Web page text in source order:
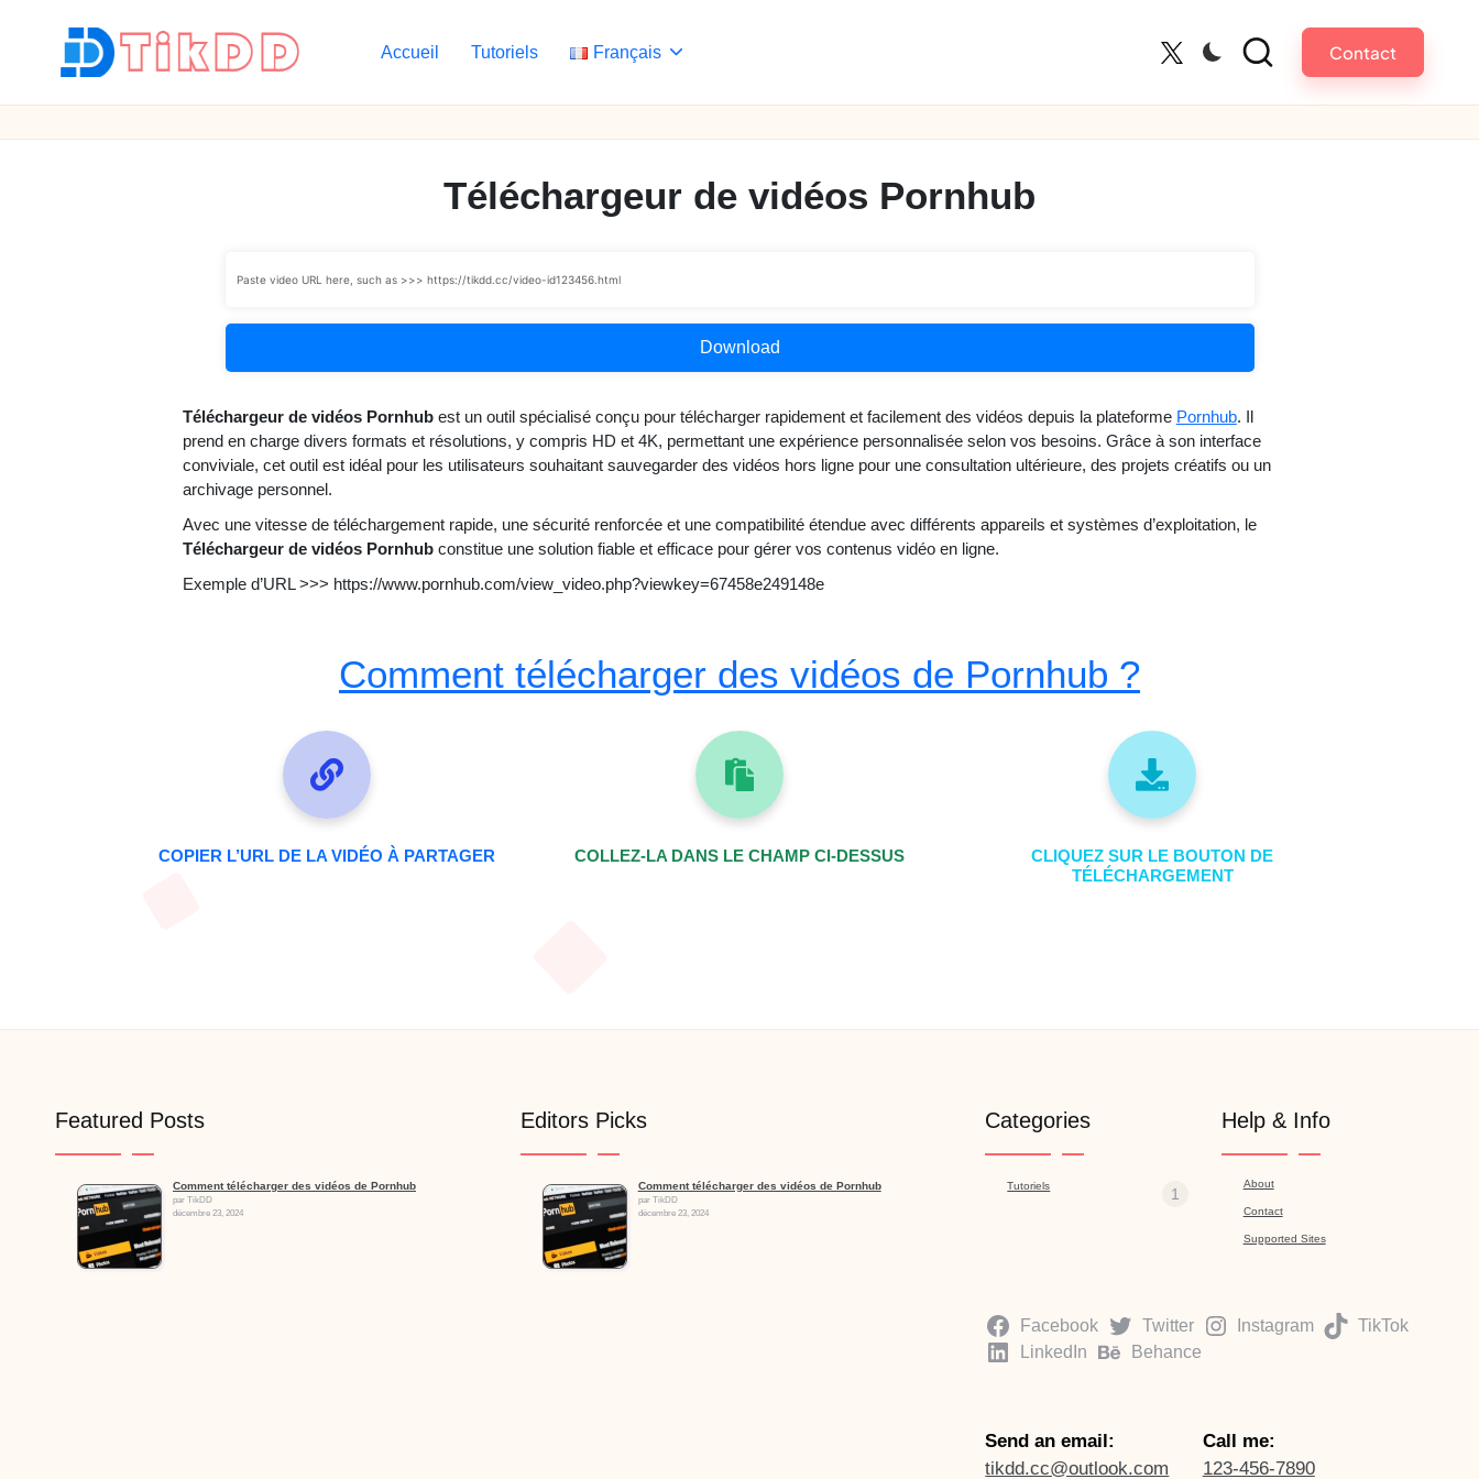
T
i
Accueil Tutoriels Français Twitter Contact
Téléchargeur de vidéos Pornhub
Download
Téléchargeur de vidéos Pornhubest un outil spécialisé conçu pour télécharger rapidement et facilement des vidéos depuis la plateforme Pornhub. Il
prend en charge divers formats et résolutions, y compris HD et 4K, permettant une expérience personnalisée selon vos besoins. Grâce à son interface
conviviale, cet outil est idéal pour les utilisateurs souhaitant sauvegarder des vidéos hors ligne pour une consultation ultérieure, des projets créatifs ou un
archivage personnel.
Avec une vitesse de téléchargement rapide, une sécurité renforcée et une compatibilité étendue avec différents appareils et systèmes d’exploitation, le
Téléchargeur de vidéos Pornhubconstitue une solution fiable et efficace pour gérer vos contenus vidéo en ligne.
Exemple d’URL >>> https://www.pornhub.com/view_video.php?viewkey=67458e249148e
Comment télécharger des vidéos de Pornhub ?
COPIER L’URL DE LA VIDÉO À PARTAGER COLLEZ-LA DANS LE CHAMP CI-DESSUS
CLIQUEZ SUR LE BOUTON DE
TÉLÉCHARGEMENT
Featured Posts
Comment télécharger des vidéos de Pornhub
par TikDD
décembre 23, 2024
Editors Picks
Comment télécharger des vidéos de Pornhub
par TikDD
décembre 23, 2024
Categories
Tutoriels 1
Help & Info
About
Contact
Supported Sites
Facebook Twitter Instagram
TikTok
LinkedIn
Behance
Send an email:
tikdd.cc@outlook.com
Call me:
123-456-7890